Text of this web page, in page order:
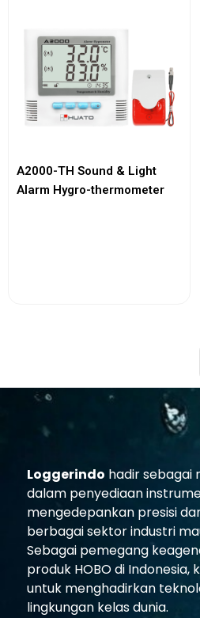
A2000-TH Sound & Light
Alarm Hygro-thermometer
Loggerindo hadir sebagai
dalam penyediaan
mengedepankan presisi
berbagai sektor industri
Sebagai pemegang
produk HOBO di
untuk menghadirkan
lingkungan kelas dunia.